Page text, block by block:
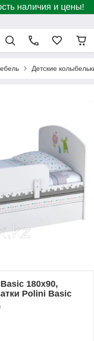
наличия и цены!
Детские
180х90,
Polini Basic